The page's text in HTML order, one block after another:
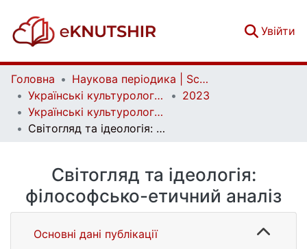
Увійти
Головна
Наукова періодика | Scientific periodicals
Українські культурологічні студії | Ukrainian Cultural Studies
2023
Українські культурологічні студії. № 1 (12)
Світогляд та ідеологія: філософсько-етичний аналіз
Світогляд та ідеологія:
філософсько-етичний аналіз
Основні дані публікації